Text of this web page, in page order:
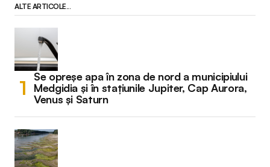
ALTE ARTICOLE...
Se opreșe apa în zona de nord a municipiului
Medgidia și în stațiunile Jupiter, Cap Aurora,
Venus și Saturn